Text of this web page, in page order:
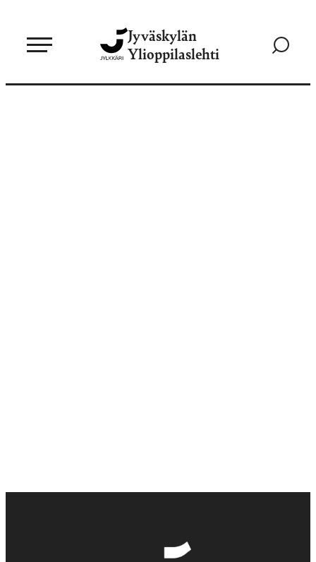
sisältöön
Jyväskylän
Ylioppilaslehti
Siirry